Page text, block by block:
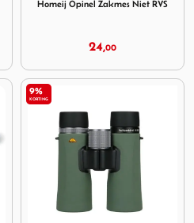
Homeij Opinel Zakmes Niet RVS
24,00
9%
KORTING